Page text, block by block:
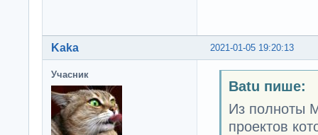
2021-01-05 19:20:13
Kaka
Учасник
Batu пише:
Из полноты
проектов